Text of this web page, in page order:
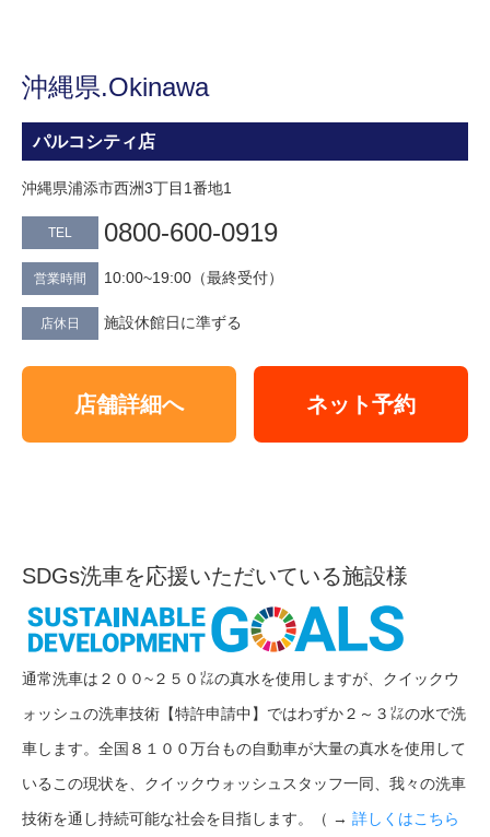
沖縄県.Okinawa
パルコシティ店
沖縄県浦添市西洲3丁目1番地1
TEL 0800-600-0919
営業時間 10:00~19:00（最終受付）
店休日 施設休館日に準ずる
店舗詳細へ ネット予約
SDGs洗車を応援いただいている施設様
通常洗車は２００~２５０㍑の真水を使用しますが、クイックウ
ォッシュの洗車技術【特許申請中】ではわずか２～３㍑の水で洗
車します。全国８１００万台もの自動車が大量の真水を使用して
いるこの現状を、クイックウォッシュスタッフ一同、我々の洗車
技術を通し持続可能な社会を目指します。（ → 詳しくはこちら